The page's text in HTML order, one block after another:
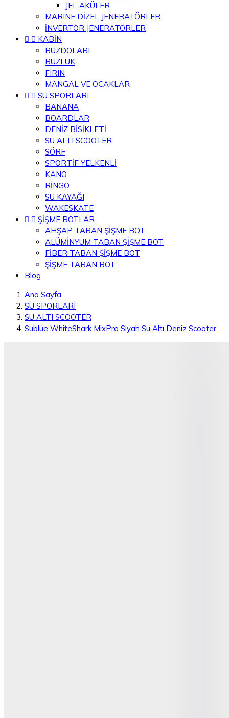
JEL AKÜLER
MARINE DİZEL JENERATÖRLER
İNVERTÖR JENERATÖRLER
  KABİN
BUZDOLABI
BUZLUK
FIRIN
MANGAL VE OCAKLAR
  SU SPORLARI
BANANA
BOARDLAR
DENİZ BİSİKLETİ
SU ALTI SCOOTER
SÖRF
SPORTİF YELKENLİ
KANO
RİNGO
SU KAYAĞI
WAKESKATE
  ŞİŞME BOTLAR
AHŞAP TABAN ŞİŞME BOT
ALÜMİNYUM TABAN ŞİŞME BOT
FİBER TABAN ŞİŞME BOT
ŞİŞME TABAN BOT
Blog
Ana Sayfa
SU SPORLARI
SU ALTI SCOOTER
Sublue WhiteShark MixPro Siyah Su Altı Deniz Scooter